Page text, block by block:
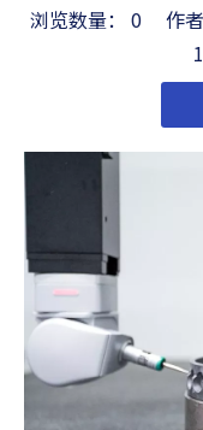
浏览数量： 0作者